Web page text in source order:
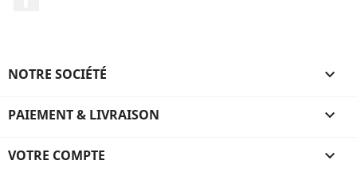
NOTRE SOCIÉTÉ 
PAIEMENT & LIVRAISON 
VOTRE COMPTE 